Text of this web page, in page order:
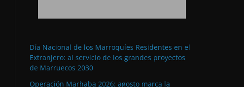
Día Nacional de los Marroquíes Residentes en el
Extranjero: al servicio de los grandes proyectos
de Marruecos 2030
Operación Marhaba 2026: agosto marca la